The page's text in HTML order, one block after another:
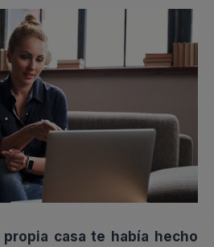
casa te había hecho